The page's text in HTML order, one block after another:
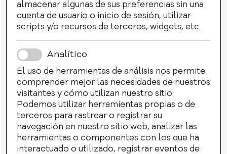
almacenar algunas de sus preferencias sin una
cuenta de usuario o inicio de sesión, utilizar
scripts y/o recursos de terceros, widgets, etc.
Analítico
El uso de herramientas de análisis nos permite
comprender mejor las necesidades de nuestros
visitantes y cómo utilizan nuestro sitio.
Podemos utilizar herramientas propias o de
terceros para rastrear o registrar su
navegación en nuestro sitio web, analizar las
herramientas o componentes con los que ha
interactuado o utilizado, registrar eventos de